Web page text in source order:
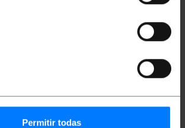
Permitir todas
0,70€
UU051